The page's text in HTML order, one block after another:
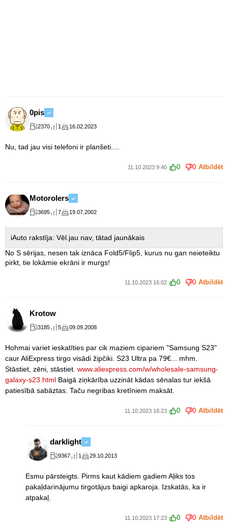
0pis
2370 1 16.02.2023
Nu, tad jau visi telefoni ir planšeti....
11.10.2023 9:40 0 0 Atbildēt
Motorolers
3695 7 19.07.2002
iAuto rakstīja: Vēl.jau nav, tātad jaunākais
No S sērijas, nesen tak iznāca Fold5/Flip5, kurus nu gan neieteiktu
pirkt, tie lokāmie ekrāni ir murgs!
11.10.2023 16:02 0 0 Atbildēt
Krotow
3185 5 09.09.2008
Hohmai variet ieskatīties par cik maziem cipariem "Samsung S23"
caur AliExpress tirgo visādi žipčiki. S23 Ultra pa 79€... mhm.
Stāstiet, zēni, stāstiet. www.aliexpress.com/w/wholesale-samsung-
galaxy-s23.html Baigā ziņkārība uzzināt kādas sēnalas tur iekšā
patiesībā sabāztas. Taču negribas kretīniem maksāt.
11.10.2023 16:23 0 0 Atbildēt
darklight
9367 1 29.10.2013
Esmu pārsteigts. Pirms kaut kādiem gadiem Aļiks tos
pakaļdarinājumu tirgotājus baigi apkaroja. Izskatās, ka ir
atpakaļ.
11.10.2023 17:23 0 0 Atbildēt